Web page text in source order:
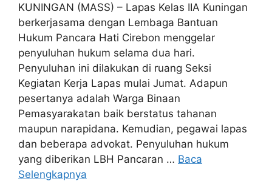
KUNINGAN (MASS) – Lapas Kelas IIA Kuningan
berkerjasama dengan Lembaga Bantuan
Hukum Pancara Hati Cirebon menggelar
penyuluhan hukum selama dua hari.
Penyuluhan ini dilakukan di ruang Seksi
Kegiatan Kerja Lapas mulai Jumat. Adapun
pesertanya adalah Warga Binaan
Pemasyarakatan baik berstatus tahanan
maupun narapidana. Kemudian, pegawai lapas
dan beberapa advokat. Penyuluhan hukum
yang diberikan LBH Pancaran … Baca
Selengkapnya